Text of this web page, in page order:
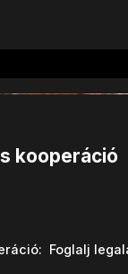
kooperáció
Foglalj